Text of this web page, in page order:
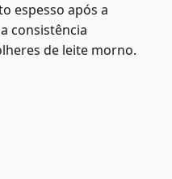
espesso após a
consistência
de leite morno.